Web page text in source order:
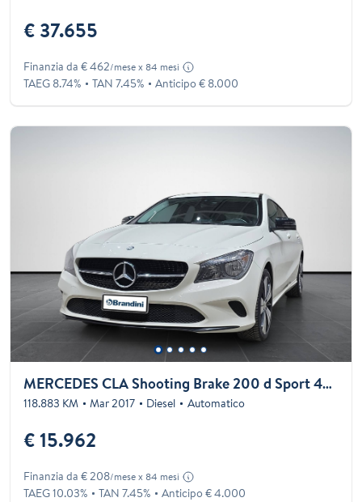
€ 37.655
Finanzia da € 462/mese x 84 mesi
TAEG 8.74% TAN 7.45% Anticipo € 8.000
MERCEDES CLA Shooting Brake 200 d Sport 4matic auto FL
118.883 KM Mar 2017 Diesel Automatico
€ 15.962
Finanzia da € 208/mese x 84 mesi
TAEG 10.03% TAN 7.45% Anticipo € 4.000